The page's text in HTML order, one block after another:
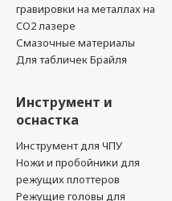
гравировки на металлах на
CO2 лазере
Смазочные материалы
Для табличек Брайля
Инструмент и
оснастка
Инструмент для ЧПУ
Ножи и пробойники для
режущих плоттеров
Режущие головы для